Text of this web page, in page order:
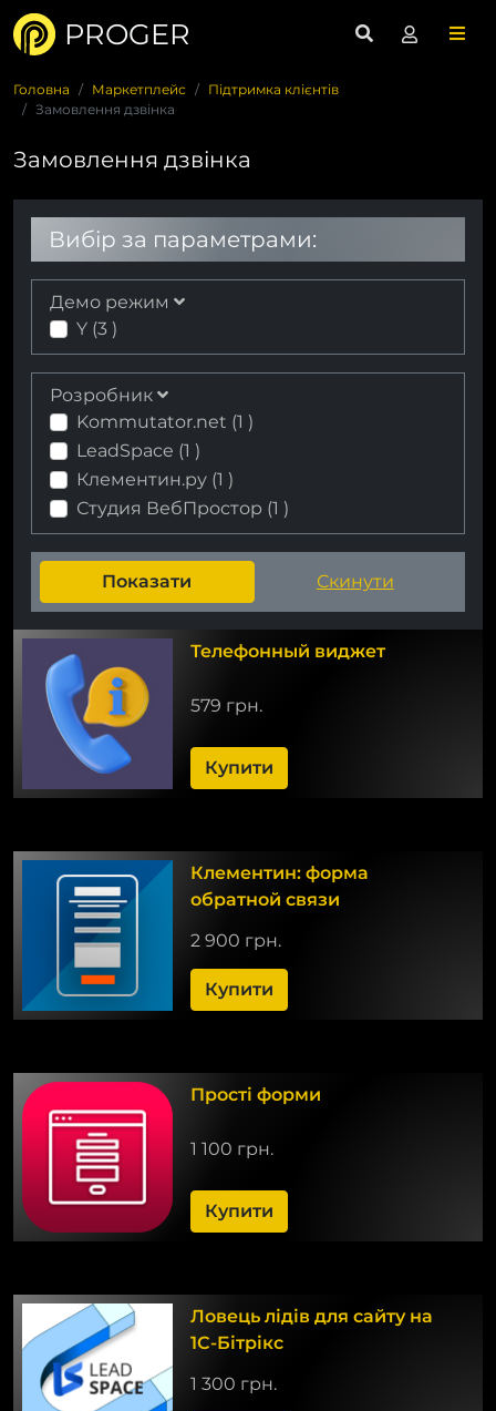
PROGER
Головна Маркетплейс
Підтримка клієнтів
Замовлення дзвінка
Замовлення дзвінка
Вибір за параметрами:
Демо режим
Y (3 )
Розробник
Kommutator.net (1 )
LeadSpace (1 )
Клементин.ру (1 )
Студия ВебПростор (1 )
Телефонный виджет
579 грн.
Купити
Клементин: форма
обратной связи
2 900 грн.
Купити
Прості форми
1 100 грн.
Купити
Ловець лідів для сайту на
1С-Бітрікс
1 300 грн.